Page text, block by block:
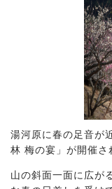
湯河原に春の足音が
林 梅の宴」が開催さ
山の斜面一面に広が